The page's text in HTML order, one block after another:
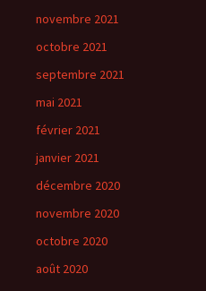
novembre 2021
octobre 2021
septembre 2021
mai 2021
février 2021
janvier 2021
décembre 2020
novembre 2020
octobre 2020
août 2020